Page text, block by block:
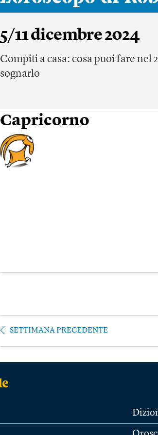
5/11 dicembre 2024
Compiti a casa: cosa puoi fare
sognarlo
Capricorno
SETTIMANA PRECEDENTE